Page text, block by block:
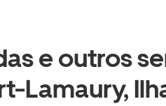
e outros
Lamaury,